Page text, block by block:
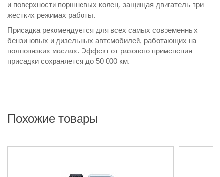
и поверхности поршневых колец, защищая двигатель при
жестких режимах работы.
Присадка рекомендуется для всех самых современных
бензиновых и дизельных автомобилей, работающих на
полновязких маслах. Эффект от разового применения
присадки сохраняется до 50 000 км.
Похожие товары